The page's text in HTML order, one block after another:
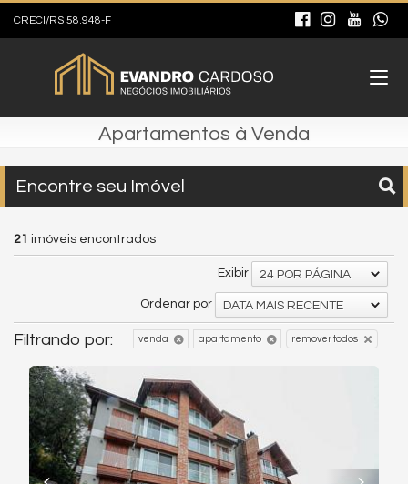
CRECI/RS 58.948-F
Apartamentos à Venda
Encontre seu Imóvel
21 imóveis encontrados
Exibir 24 POR PÁGINA
Ordenar por DATA MAIS RECENTE
Filtrando por: venda apartamento remover todos